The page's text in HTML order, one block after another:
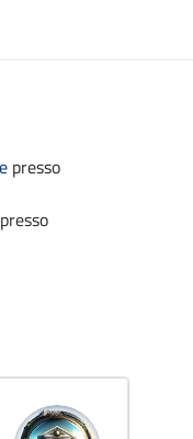
presso
presso